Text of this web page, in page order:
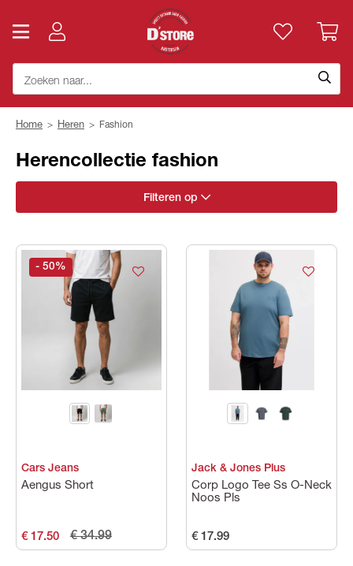
Home > Heren > Fashion
Herencollectie fashion
Filteren op
Cars Jeans
Aengus Short
€ 17.50 € 34.99
- 50%
Jack & Jones Plus
Corp Logo Tee Ss O-Neck
Noos Pls
€ 17.99